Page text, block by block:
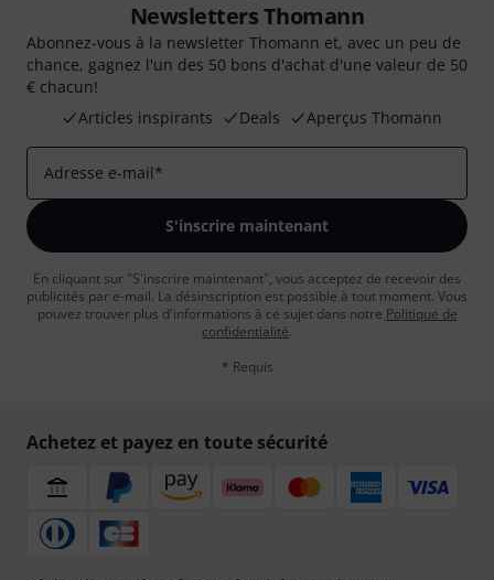
Newsletters Thomann
Abonnez-vous à la newsletter Thomann et, avec un peu de
chance, gagnez l'un des 50 bons d'achat d'une valeur de 50
€ chacun!
Articles inspirants
Deals Aperçus Thomann
Adresse e-mail*
S'inscrire maintenant
En cliquant sur "S'inscrire maintenant", vous acceptez de recevoir des
publicités par e-mail. La désinscription est possible à tout moment. Vous
pouvez trouver plus d'informations à ce sujet dans notre Politique de
confidentialité.
* Requis
Achetez et payez en toute sécurité